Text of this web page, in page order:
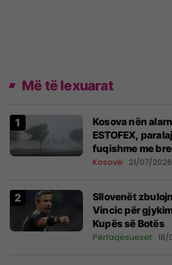
Më të lexuarat
Kosova nën
ESTOFEX,
fuqishme me
forta
Kosovë 21/07/2026
Sllovenët
Vincic për
Kupës së Botës
Përfaqësueset 18/